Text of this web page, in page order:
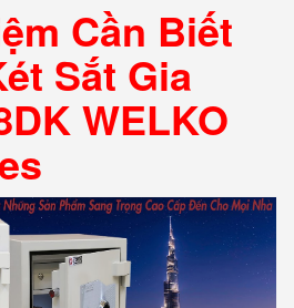
Cần Biết
Sắt Gia
WELKO